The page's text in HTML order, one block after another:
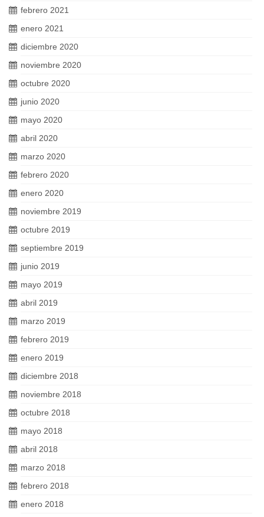
febrero 2021
enero 2021
diciembre 2020
noviembre 2020
octubre 2020
junio 2020
mayo 2020
abril 2020
marzo 2020
febrero 2020
enero 2020
noviembre 2019
octubre 2019
septiembre 2019
junio 2019
mayo 2019
abril 2019
marzo 2019
febrero 2019
enero 2019
diciembre 2018
noviembre 2018
octubre 2018
mayo 2018
abril 2018
marzo 2018
febrero 2018
enero 2018